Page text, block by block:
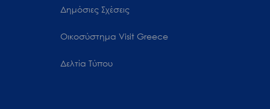
Δημόσιες Σχέσεις
Oικοσύστημα Visit Greece
Δελτία Τύπου